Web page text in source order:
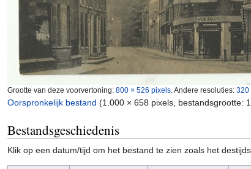
Grootte van deze voorvertoning: 800 × 526 pixels Andere resoluties: 320
Oorspronkelijk bestand (1.000 × 658 pixels, bestandsgrootte:
Bestandsgeschiedenis
Klik op een datum/tijd om het bestand te zien zoals het destijds